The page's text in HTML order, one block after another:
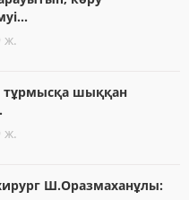
ж.
тұрмысқа шыққан
ж.
Ш.Оразмаханұлы: